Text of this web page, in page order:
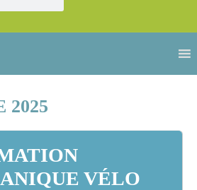
2025
VÉLO